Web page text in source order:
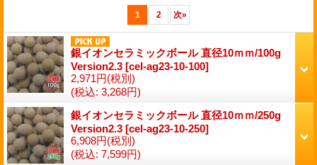
1 2 次»
銀イオンセラミックボール 直径10ｍｍ/100g
Version2.3 [cel-ag23-10-100]
2,971円(税別)
(税込: 3,268円)
銀イオンセラミックボール 直径10ｍｍ/250g
Version2.3 [cel-ag23-10-250]
6,908円(税別)
(税込: 7,599円)